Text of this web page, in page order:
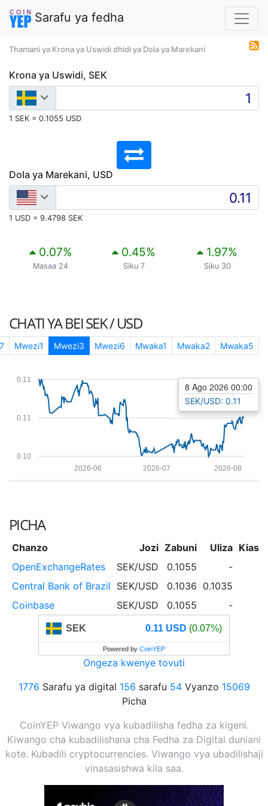
Sarafu ya fedha
Thamani ya Krona ya Uswidi dhidi ya Dola ya Marekani
Krona ya Uswidi, SEK
1 SEK = 0.1055 USD
Dola ya Marekani, USD
1 USD = 9.4798 SEK
0.07%
Masaa 24
0.45%
Siku 7
1.97%
Siku 30
CHATI YA BEISEK / USD
Mwezi1 Mwezi3 Mwezi6 Mwaka1 Mwaka2 Mwaka5
0.10
0.11
0.11
2026-08
2026-07
2026-06
8 Ago 2026 00:00
SEK/USD: 0.11
PICHA
Chanzo Jozi Zabuni Uliza Kiasi
OpenExchangeRates
SEK/USD 0.1055
-
Central Bank of Brazil SEK/USD 0.1036 0.1035
Coinbase
SEK/USD 0.1055 -
SEK 0.11 USD (0.07%)
Powered by CoinYEP
Ongeza kwenye tovuti
1776 Sarafu ya digital 156 sarafu 54Vyanzo 15069
Picha
CoinYEP Viwango vya kubadilisha fedha za kigeni.
Kiwango cha kubadilishana cha Fedha za Digital duniani
kote. Kubadili cryptocurrencies. Viwango vya ubadilishaji
vinasasishwa kila saa.